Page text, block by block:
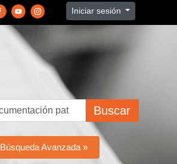
Iniciar sesión
Buscar
Búsqueda Avanzada »